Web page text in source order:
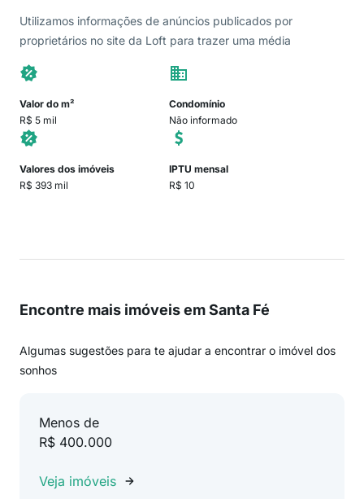
Utilizamos informações de anúncios publicados por
proprietários no site da Loft para trazer uma média
Valor do m²
R$ 5 mil
Condomínio
Não informado
Valores dos imóveis
R$ 393 mil
IPTU mensal
R$ 10
Encontre mais imóveis em Santa Fé
Algumas sugestões para te ajudar a encontrar o imóvel dos
sonhos
Menos de
R$ 400.000
Veja imóveis